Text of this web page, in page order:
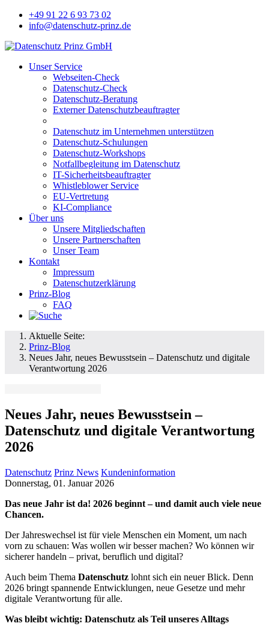
+49 91 22 6 93 73 02
info@datenschutz-prinz.de
Unser Service
Webseiten-Check
Datenschutz-Check
Datenschutz-Beratung
Externer Datenschutzbeauftragter
Datenschutz im Unternehmen unterstützen
Datenschutz-Schulungen
Datenschutz-Workshops
Notfallbegleitung im Datenschutz
IT-Sicherheitsbeauftragter
Whistleblower Service
EU-Vertretung
KI-Compliance
Über uns
Unsere Mitgliedschaften
Unsere Partnerschaften
Unser Team
Kontakt
Impressum
Datenschutzerklärung
Prinz-Blog
FAQ
Aktuelle Seite:
Prinz-Blog
Neues Jahr, neues Bewusstsein – Datenschutz und digitale
Verantwortung 2026
Neues Jahr, neues Bewusstsein –
Datenschutz und digitale Verantwortung
2026
Datenschutz Prinz News Kundeninformation
Donnerstag, 01. Januar 2026
Das neue Jahr ist da! 2026 beginnt – und damit auch viele neue
Chancen.
Der Jahreswechsel ist für viele Menschen ein Moment, um nach
vorn zu schauen: Was wollen wir besser machen? Wo können wir
sicherer handeln – privat, beruflich und digital?
Auch beim Thema Datenschutz lohnt sich ein neuer Blick. Denn
2026 bringt spannende Entwicklungen, neue Gesetze und mehr
digitale Verantwortung für alle.
Was bleibt wichtig: Datenschutz als Teil unseres Alltags